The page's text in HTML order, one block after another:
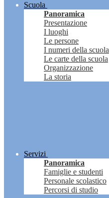
Scuola
Panoramica
Presentazione
I luoghi
Le persone
I numeri della scuola
Le carte della scuola
Organizzazione
La storia
Servizi
Panoramica
Famiglie e studenti
Personale scolastico
Percorsi di studio